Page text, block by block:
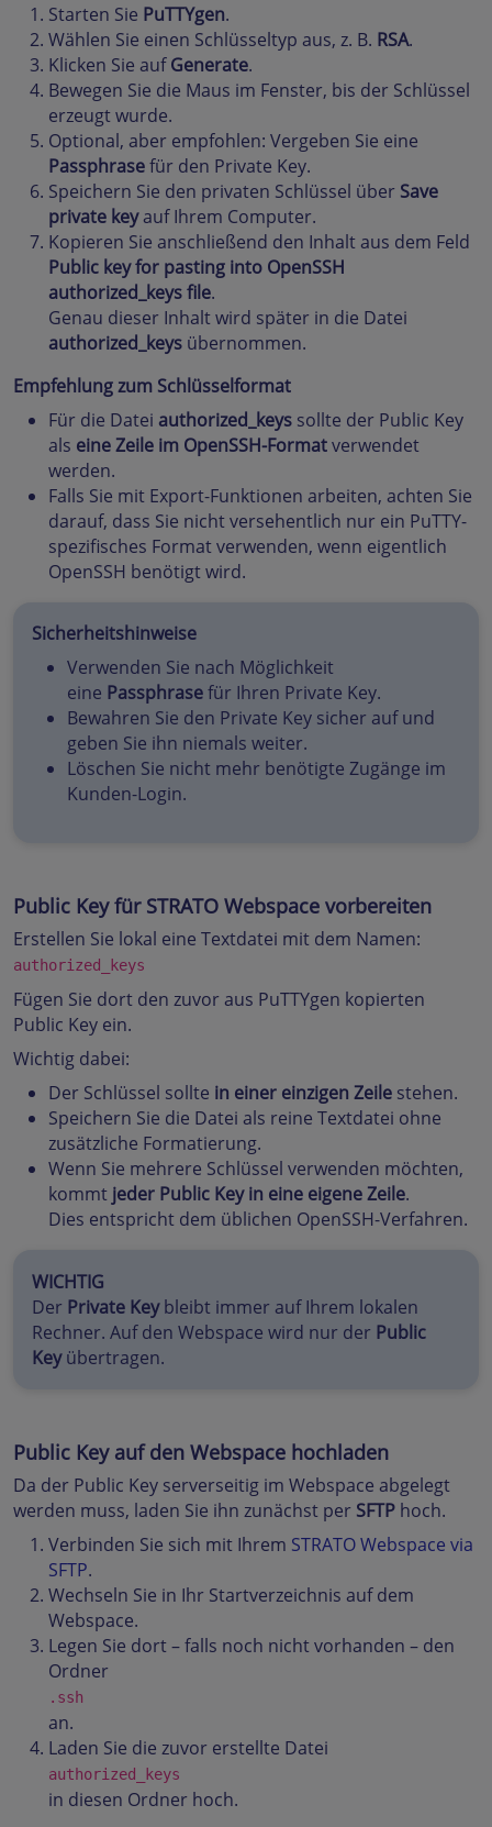
Starten Sie PuTTYgen.
Wählen Sie einen Schlüsseltyp aus, z. B. RSA.
Klicken Sie aufGenerate.
Bewegen Sie die Maus im Fenster, bis der Schlüssel
erzeugt wurde.
Optional, aber empfohlen: Vergeben Sie eine
Passphrasefür den Private Key.
Speichern Sie den privaten Schlüssel über Save
private keyauf Ihrem Computer.
Kopieren Sie anschließend den Inhalt aus dem Feld
Public key for pasting into OpenSSH
authorized_keys file.
Genau dieser Inhalt wird später in die Datei
authorized_keys übernommen.
Empfehlung zum Schlüsselformat
Für die Datei authorized_keys sollte der Public Key
als eine Zeile im OpenSSH-Formatverwendet
werden.
Falls Sie mit Export-Funktionen arbeiten, achten Sie
darauf, dass Sie nicht versehentlich nur ein PuTTY-
spezifisches Format verwenden, wenn eigentlich
OpenSSH benötigt wird.
Sicherheitshinweise
Verwenden Sie nach Möglichkeit
eine Passphrasefür Ihren Private Key.
Bewahren Sie den Private Key sicher auf und
geben Sie ihn niemals weiter.
Löschen Sie nicht mehr benötigte Zugänge im
Kunden-Login.
Public Key für STRATO Webspace vorbereiten
Erstellen Sie lokal eine Textdatei mit dem Namen:
authorized_keys
Fügen Sie dort den zuvor aus PuTTYgen kopierten
Public Key ein.
Wichtig dabei:
Der Schlüssel sollte in einer einzigen Zeile stehen.
Speichern Sie die Datei als reine Textdatei ohne
zusätzliche Formatierung.
Wenn Sie mehrere Schlüssel verwenden möchten,
kommt jeder Public Key in eine eigene Zeile.
Dies entspricht dem üblichen OpenSSH-Verfahren.
WICHTIG
Der Private Keybleibt immer auf Ihrem lokalen
Rechner. Auf den Webspace wird nur der Public
Keyübertragen.
Public Key auf den Webspace hochladen
Da der Public Key serverseitig im Webspace abgelegt
werden muss, laden Sie ihn zunächst per SFTP hoch.
Verbinden Sie sich mit Ihrem STRATO Webspace via
SFTP.
Wechseln Sie in Ihr Startverzeichnis auf dem
Webspace.
Legen Sie dort – falls noch nicht vorhanden – den
Ordner
.ssh
an.
Laden Sie die zuvor erstellte Datei
authorized_keys
in diesen Ordner hoch.